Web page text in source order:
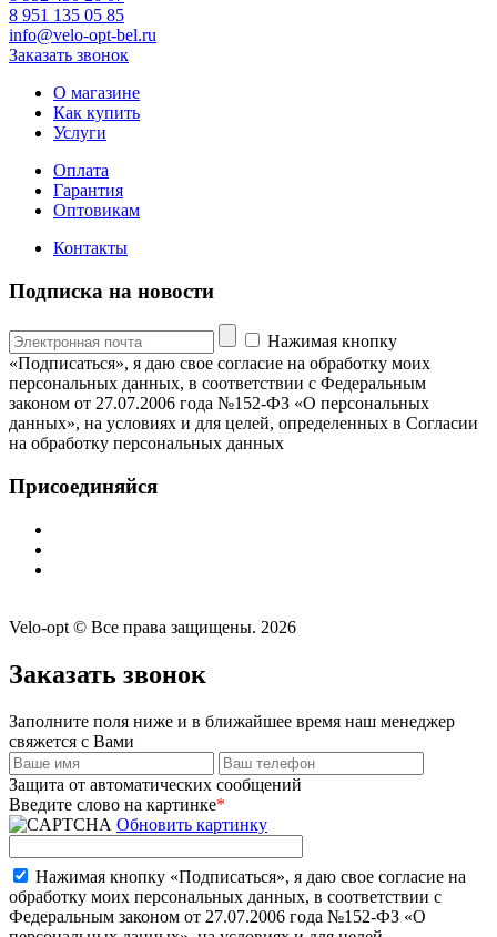
8 951 135 05 85
info@velo-opt-bel.ru
Заказать звонок
О магазине
Как купить
Услуги
Оплата
Гарантия
Оптовикам
Контакты
Подписка на новости
Нажимая кнопку
«Подписаться», я даю свое согласие на обработку моих
персональных данных, в соответствии с Федеральным
законом от 27.07.2006 года №152-ФЗ «О персональных
данных», на условиях и для целей, определенных в Согласии
на обработку персональных данных
Присоединяйся
Velo-opt © Все права защищены. 2026
Заказать звонок
Заполните поля ниже и в ближайшее время наш менеджер
свяжется с Вами
Защита от автоматических сообщений
Введите слово на картинке*
Обновить картинку
Нажимая кнопку «Подписаться», я даю свое согласие на
обработку моих персональных данных, в соответствии с
Федеральным законом от 27.07.2006 года №152-ФЗ «О